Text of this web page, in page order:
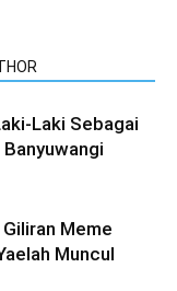
Laki Sebagai
Meme
Muncul